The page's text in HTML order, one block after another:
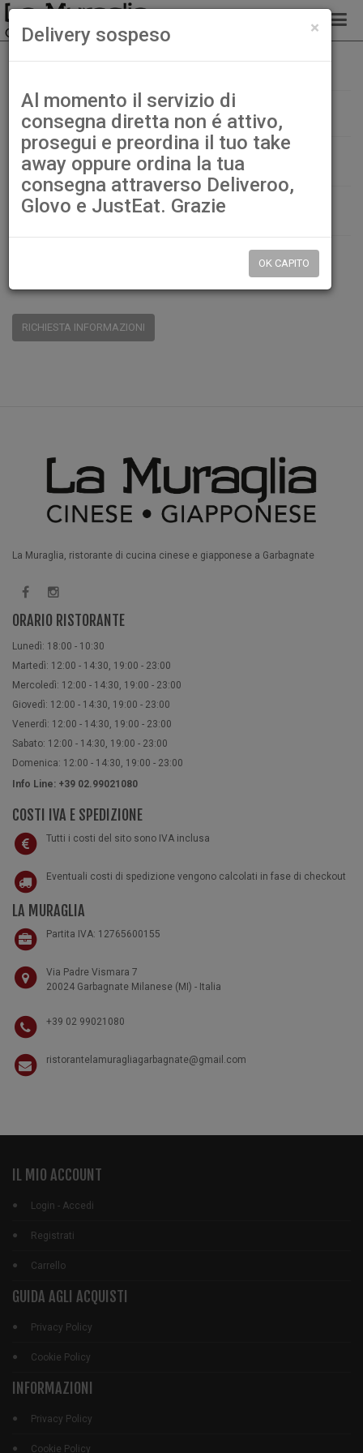
121. Hossomaki Gamberi
€ 3,00
DISP.:9999pz. QTÀ:
RICHIESTA INFORMAZIONI
La Muraglia, ristorante di cucina cinese e giapponese a Garbagnate
ORARIO RISTORANTE
Lunedì: 18:00 - 10:30
Martedì: 12:00 - 14:30, 19:00 - 23:00
Mercoledì: 12:00 - 14:30, 19:00 - 23:00
Giovedì: 12:00 - 14:30, 19:00 - 23:00
Venerdì: 12:00 - 14:30, 19:00 - 23:00
Sabato: 12:00 - 14:30, 19:00 - 23:00
Domenica: 12:00 - 14:30, 19:00 - 23:00
Info Line: +39 02.99021080
COSTI IVA E SPEDIZIONE
Tutti i costi del sito sono IVA inclusa
Eventuali costi di spedizione vengono calcolati in fase di checkout
LA MURAGLIA
Partita IVA: 12765600155
Via Padre Vismara 7
20024 Garbagnate Milanese (MI) - Italia
+39 02 99021080
ristorantelamuragliagarbagnate@gmail.com
IL MIO ACCOUNT
Login - Accedi
Registrati
Carrello
GUIDA AGLI ACQUISTI
Privacy Policy
Cookie Policy
INFORMAZIONI
Privacy Policy
Cookie Policy
×
Delivery sospeso
Al momento il servizio di
consegna diretta non é attivo,
prosegui e preordina il tuo take
away oppure ordina la tua
consegna attraverso Deliveroo,
Glovo e JustEat. Grazie
OK CAPITO